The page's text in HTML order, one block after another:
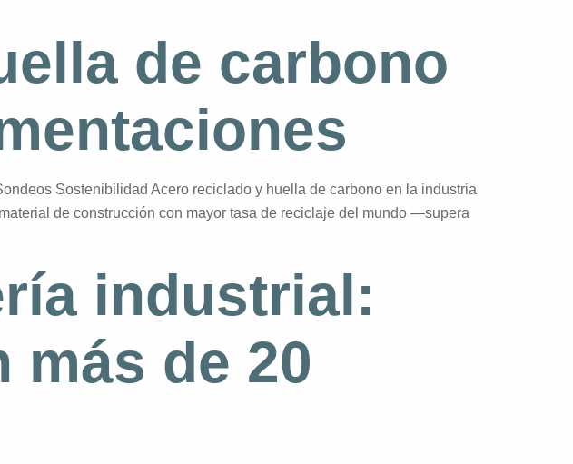
de carbono
Sostenibilidad Acero reciclado y huella de carbono en la industria
de construcción con mayor tasa de reciclaje del mundo —supera
industrial:
más de 20